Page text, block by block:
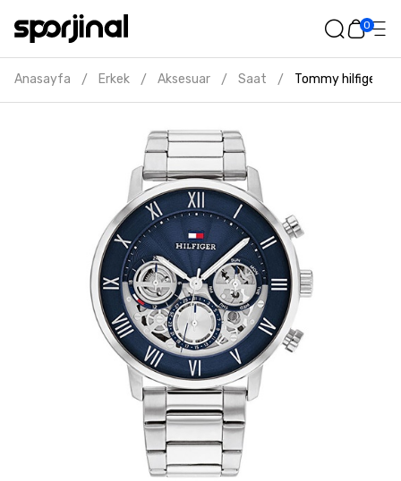
0
Anasayfa / Erkek / Aksesuar / Saat / Tommy hilfiger